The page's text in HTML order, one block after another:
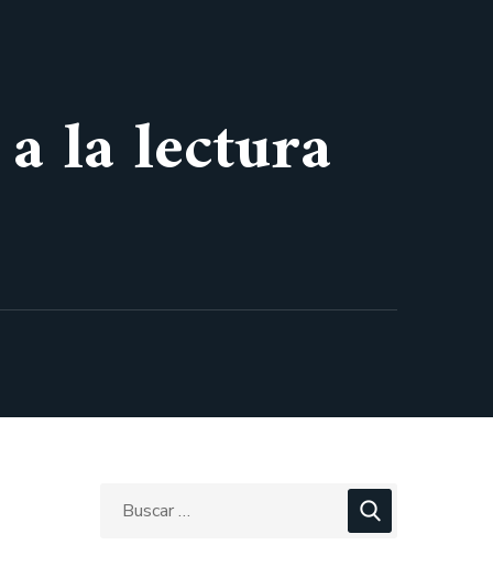
la lectura